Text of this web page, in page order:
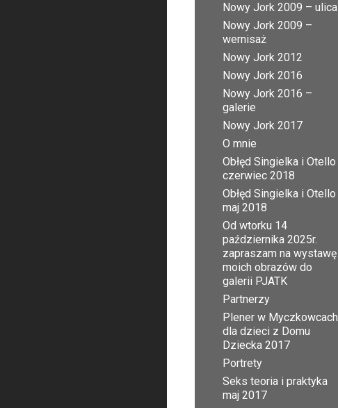
Nowy Jork 2009 – ulica
Nowy Jork 2009 –
wernisaż
Nowy Jork 2012
Nowy Jork 2016
Nowy Jork 2016 –
galerie
Nowy Jork 2017
O mnie
Obłęd Singielka i Otello
czerwiec 2018
Obłęd Singielka i Otello
maj 2018
Od wtorku 14
października 2025r.
zapraszam na wystawę
moich obrazów do
galerii PJATK
Partnerzy
Plener w Myczkowcach
dla dzieci z Domu
Dziecka 2017
Portrety
Seks teoria i praktyka
maj 2017